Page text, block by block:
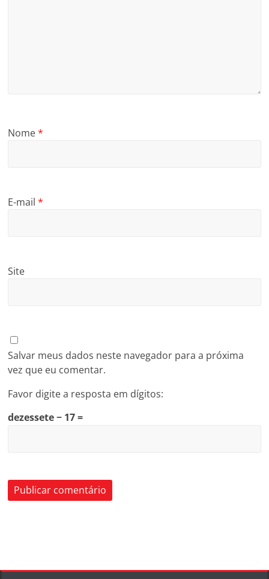
Nome*
E-mail*
Site
Salvar meus dados neste navegador para a próxima
vez que eu comentar.
Favor digite a resposta em dígitos:
dezessete − 17 =